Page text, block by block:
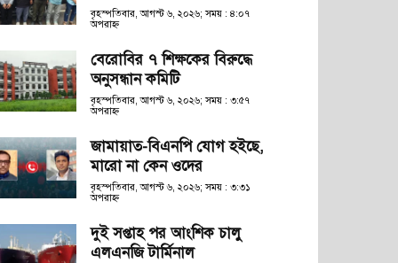
বৃহস্পতিবার, আগস্ট ৬, ২০২৬; সময় : ৪:০৭
অপরাহ্ণ
বেরোবির ৭ শিক্ষকের বিরুদ্ধে
অনুসন্ধান কমিটি
বৃহস্পতিবার, আগস্ট ৬, ২০২৬; সময় : ৩:৫৭
অপরাহ্ণ
জামায়াত-বিএনপি যোগ হইছে,
মারো না কেন ওদের
বৃহস্পতিবার, আগস্ট ৬, ২০২৬; সময় : ৩:৩১
অপরাহ্ণ
দুই সপ্তাহ পর আংশিক চালু
এলএনজি টার্মিনাল